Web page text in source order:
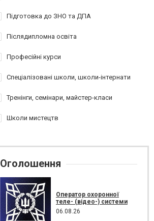
Підготовка до ЗНО та ДПА
Післядипломна освіта
Професійні курси
Спеціалізовані школи, школи-інтернати
Тренінги, семінари, майстер-класи
Школи мистецтв
Оголошення
Оператор охоронної
теле- (відео-) системи
06.08.26